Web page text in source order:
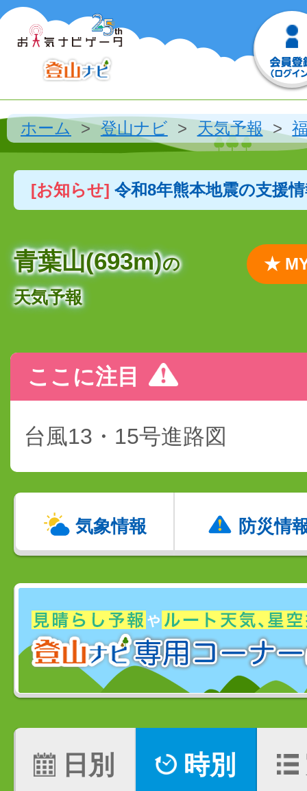
ホーム 登山ナビ 天気予報
[お知らせ] 令和8年熊本地震の支援
青葉山(693m)の
天気予報
★
ここに注目
台風13・15号進路図
気象情報 防災情
日別 時別